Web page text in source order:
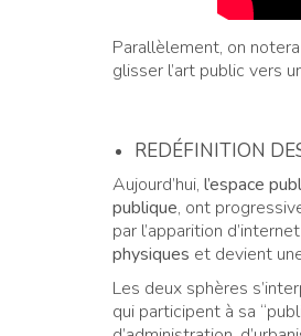
Parallèlement, on
glisser l’art public vers
REDÉFINITION
Aujourd’hui, l’espace
publique, ont
par l’apparition
physiques et devient
Les deux sphères
qui participent à sa